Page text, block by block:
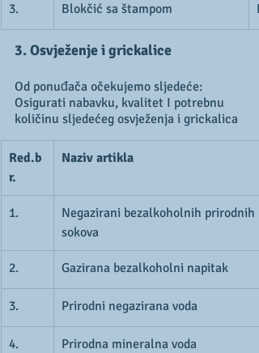
3. Blokčić sa štampom
3. Osvježenje i grickalice
Od ponuđača očekujemo sljedeće:
Osigurati nabavku, kvalitet I potrebnu
količinu sljedećeg osvježenja i grickalica
Red.b
r.
Naziv artikla
1.
Negazirani bezalkoholnih prirodnih
sokova
2. Gazirana bezalkoholni napitak
3. Prirodni negazirana voda
4. ​Prirodna mineralna voda